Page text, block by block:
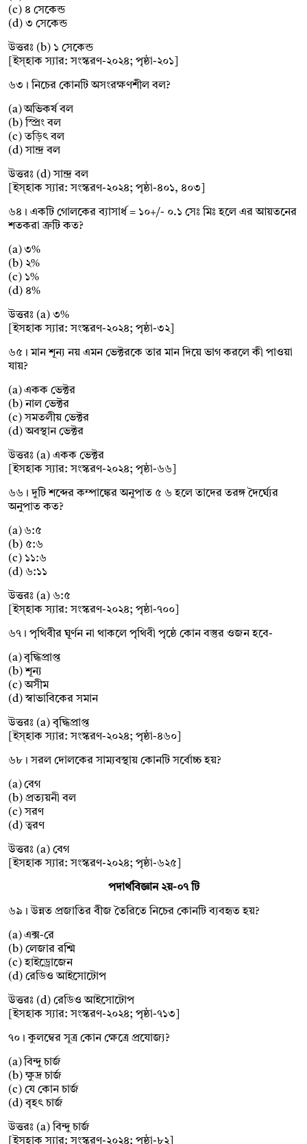
(c) ৪ সেকেন্ড
(d) ৩ সেকেন্ড
উত্তরঃ (b) ১ সেকেন্ড
[ইস্হাক স্যার: সংস্করণ-২০২৪; পৃষ্ঠা-২০১]
৬৩। নিচের কোনটি অসংরক্ষণশীল বল?
(a) অভিকর্ষ বল
(b) স্প্রিং বল
(c) তড়িৎ বল
(d) সান্দ্র বল
উত্তরঃ (d) সান্দ্র বল
[ইস্হাক স্যার: সংস্করণ-২০২৪; পৃষ্ঠা-৪০১, ৪০৩]
৬৪। একটি গোলকের ব্যাসার্ধ = ১০+/- ০.১ সেঃ মিঃ হলে এর আয়তনের
শতকরা ত্রুটি কত?
(a) ৩%
(b) ২%
(c) ১%
(d) ৪%
উত্তরঃ (a) ৩%
[ইসহাক স্যার: সংস্করণ-২০২৪; পৃষ্ঠা-৩২]
৬৫। মান শূন্য নয় এমন ভেক্টরকে তার মান দিয়ে ভাগ করলে কী পাওয়া
যায়?
(a) একক ভেক্টর
(b) নাল ভেক্টর
(c) সমতলীয় ভেক্টর
(d) অবস্থান ভেক্টর
উত্তরঃ (a) একক ভেক্টর
[ইসহাক স্যার: সংস্করণ-২০২৪; পৃষ্ঠা-৬৬]
৬৬। দুটি শব্দের কম্পাঙ্কের অনুপাত ৫ ৬ হলে তাদের তরঙ্গ দৈর্ঘ্যের
অনুপাত কত?
(a) ৬:৫
(b) ৫:৬
(c) ১১:৬
(d) ৬:১১
উত্তরঃ (a) ৬:৫
[ইস্হাক স্যার: সংস্করণ-২০২৪; পৃষ্ঠা-৭০০]
৬৭। পৃথিবীর ঘূর্ণন না থাকলে পৃথিবী পৃষ্ঠে কোন বস্তুর ওজন হবে-
(a) বৃদ্ধিপ্রাপ্ত
(b) শূন্য
(c) অসীম
(d) স্বাভাবিকের সমান
উত্তরঃ (a) বৃদ্ধিপ্রাপ্ত
[ইস্হাক স্যার: সংস্করণ-২০২৪; পৃষ্ঠা-৪৬০]
৬৮। সরল দোলকের সাম্যবস্থায় কোনটি সর্বোচ্চ হয়?
(a) বেগ
(b) প্রত্যয়নী বল
(c) সরণ
(d) ত্বরণ
উত্তরঃ (a) বেগ
[ইসহাক স্যার: সংস্করণ-২০২৪; পৃষ্ঠা-৬২৫]
পদার্থবিজ্ঞান ২য়-০৭ টি
৬৯। উন্নত প্রজাতির বীজ তৈরিতে নিচের কোনটি ব্যবহৃত হয়?
(a) এক্স-রে
(b) লেজার রশ্মি
(c) হাইড্রোজেন
(d) রেডিও আইসোটোপ
উত্তরঃ (d) রেডিও আইসোটোপ
[ইসহাক স্যার: সংস্করণ-২০২৪; পৃষ্ঠা-৭১৩]
৭০। কুলম্বের সূত্র কোন ক্ষেত্রে প্রযোজ্য?
(a) বিন্দু চার্জ
(b) ক্ষুদ্র চার্জ
(c) যে কোন চার্জ
(d) বৃহৎ চার্জ
উত্তরঃ (a) বিন্দু চার্জ
[ইস্হাক স্যার: সংস্করণ-২০২৪; পৃষ্ঠা-৮২]